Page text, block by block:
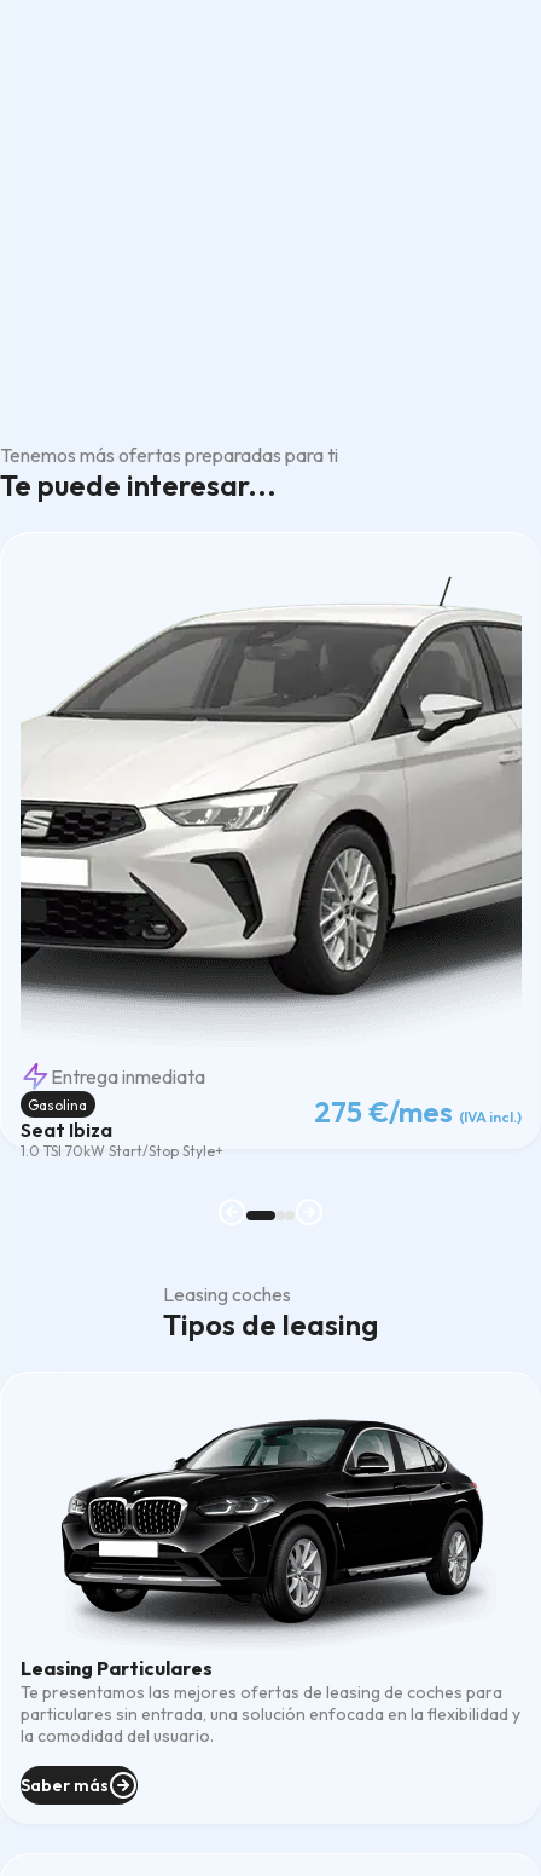
Tenemos más ofertas preparadas para ti
Te puede interesar...
Entrega inmediata
Seat Ibiza
1.0 TSI 70kW Start/Stop Style+
275 €/mes (IVA incl.)
Gasolina
Leasing coches
Tipos de leasing
Leasing Particulares
Te presentamos las mejores ofertas de leasing de coches para
particulares sin entrada, una solución enfocada en la flexibilidad y
la comodidad del usuario.
Saber más